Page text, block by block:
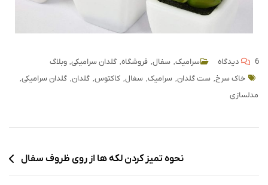
6 دیدگاه سرامیک سفال فروشگاه گلدان سرامیکی وبلاگ
خاک سرخ ست گلدان سرامیک سفال کاکتوس گلدان گلدان سرامیکی
مدلسازی
نحوه تمیز کردن لکه ها از روی ظروف سفال